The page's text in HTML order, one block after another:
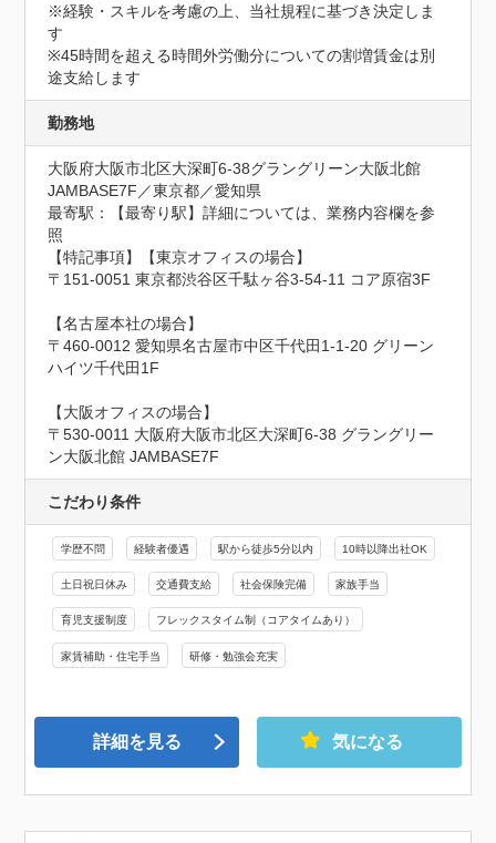
※経験・スキルを考慮の上、当社規程に基づき決定しま
す
※45時間を超える時間外労働分についての割増賃金は別
途支給します
勤務地
大阪府大阪市北区大深町6-38グラングリーン大阪北館
JAMBASE7F／東京都／愛知県
最寄駅：【最寄り駅】詳細については、業務内容欄を参
照
【特記事項】【東京オフィスの場合】
〒151-0051 東京都渋谷区千駄ヶ谷3-54-11 コア原宿3F
【名古屋本社の場合】
〒460-0012 愛知県名古屋市中区千代田1-1-20 グリーン
ハイツ千代田1F
【大阪オフィスの場合】
〒530-0011 大阪府大阪市北区大深町6-38 グラングリー
ン大阪北館 JAMBASE7F
こだわり条件
学歴不問 経験者優遇 駅から徒歩5分以内 10時以降出社OK
土日祝日休み 交通費支給 社会保険完備 家族手当
育児支援制度 フレックスタイム制（コアタイムあり）
家賃補助・住宅手当 研修・勉強会充実
詳細を見る 気になる